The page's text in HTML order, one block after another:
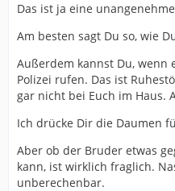
Das ist ja eine
Am besten sagt Du so, wie
Außerdem kannst Du, wenn
Polizei rufen. Das ist
gar nicht bei Euch im Haus.
Ich drücke Dir die Daumen
Aber ob der Bruder etwas
kann, ist wirklich fraglich.
unberechenbar.